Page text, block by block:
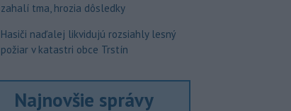
zahalí tma, hrozia dôsledky
Hasiči naďalej likvidujú rozsiahly lesný
požiar v katastri obce Trstín
Najnovšie správy